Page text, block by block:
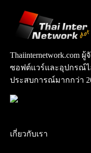
Thaiinternetwork.com
ซอฟต์แวร์และอุปกรณ์ไ
ประสบการณ์มากกว่า
เกี่ยวกับเรา